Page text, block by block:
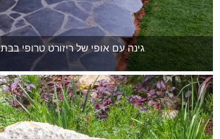
גינה עם אופי של ריזורט טרופי